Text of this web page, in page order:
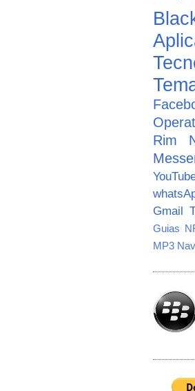
Rim
Gmail
Guias
MP3